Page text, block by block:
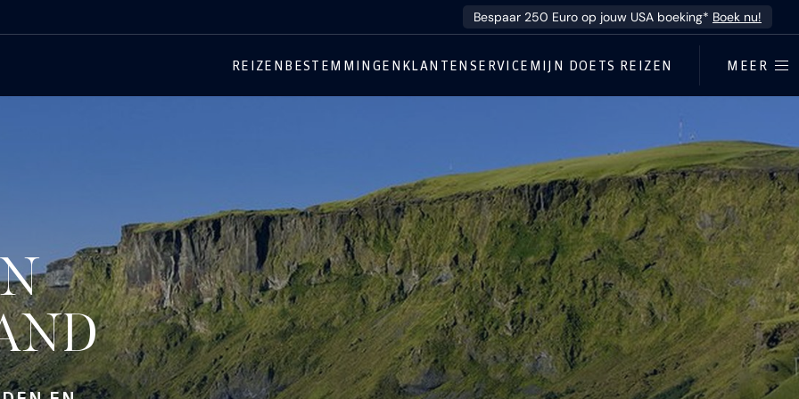
Bespaar 250 Euro op jouw USA boeking* Boek nu!
REIZEN BESTEMMINGEN KLANTENSERVICE MIJN DOETS REIZEN MEER